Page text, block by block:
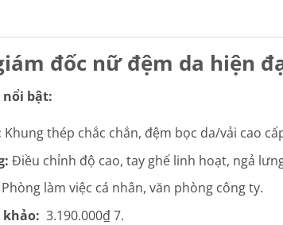
đốc nữ đệm da hiện
nổi bật:
Khung thép chắc chắn, đệm bọc da/vải cao
Điều chỉnh độ cao, tay ghế linh hoạt, ngả
Phòng làm việc cá nhân, văn phòng công ty.
khảo: 3.190.000₫ 7.